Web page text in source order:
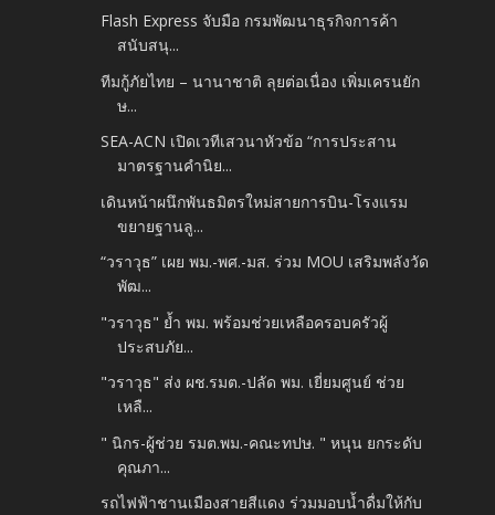
Flash Express จับมือ กรมพัฒนาธุรกิจการค้า
สนับสนุ...
ทีมกู้ภัยไทย – นานาชาติ ลุยต่อเนื่อง เพิ่มเครนยัก
ษ...
SEA-ACN เปิดเวทีเสวนาหัวข้อ “การประสาน
มาตรฐานคำนิย...
เดินหน้าผนึกพันธมิตรใหม่สายการบิน-โรงแรม
ขยายฐานลู...
“วราวุธ” เผย พม.-พศ.-มส. ร่วม MOU เสริมพลังวัด
พัฒ...
"วราวุธ" ย้ำ พม. พร้อมช่วยเหลือครอบครัวผู้
ประสบภัย...
"วราวุธ" ส่ง ผช.รมต.-ปลัด พม. เยี่ยมศูนย์ ช่วย
เหลื...
" นิกร-ผู้ช่วย รมต.พม.-คณะทปษ. " หนุน ยกระดับ
คุณภา...
รถไฟฟ้าชานเมืองสายสีแดง ร่วมมอบน้ำดื่มให้กับ